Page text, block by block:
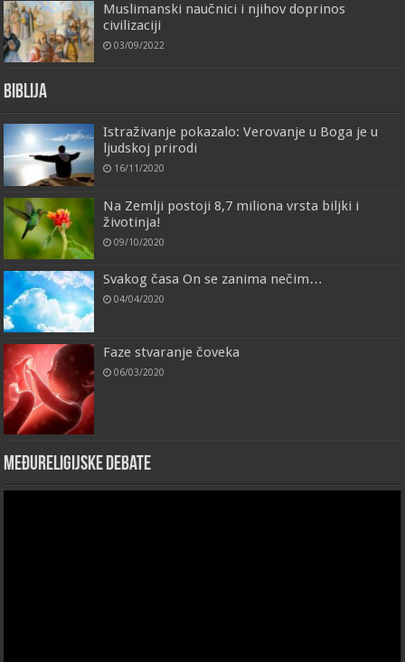
Muslimanski naučnici i njihov doprinos
civilizaciji
03/09/2022
Biblija
Istraživanje pokazalo: Verovanje u Boga je u
ljudskoj prirodi
16/11/2020
Na Zemlji postoji 8,7 miliona vrsta biljki i
životinja!
09/10/2020
Svakog časa On se zanima nečim…
04/04/2020
Faze stvaranje čoveka
06/03/2020
Međureligijske debate